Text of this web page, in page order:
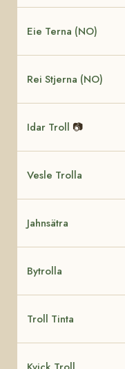
Eie Terna (NO)
Rei Stjerna (NO)
Idar Troll 📷
Vesle Trolla
Jahnsätra
Bytrolla
Troll Tinta